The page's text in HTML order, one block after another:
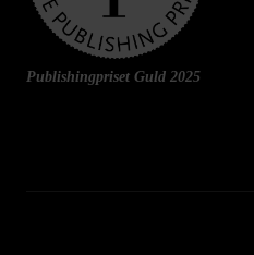
Publishingpriset Guld 2025